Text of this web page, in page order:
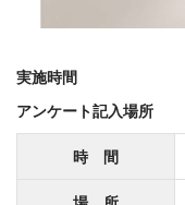
実施時間
アンケート記入場所
時 間